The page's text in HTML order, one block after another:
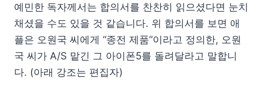
예민한 독자께서는 합의서를 찬찬히 읽으셨다면 눈치
채셨을 수도 있을 것 같습니다. 위 합의서를 보면 애
플은 오원국 씨에게 “종전 제품”이라고 정의한, 오원
국 씨가 A/S 맡긴 그 아이폰5를 돌려달라고 말합니
다. (아래 강조는 편집자)